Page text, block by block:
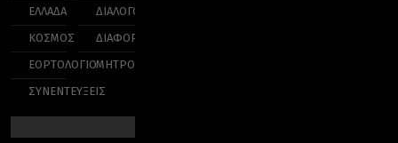
ΕΛΛΑΔΑ
ΚΟΣΜΟΣ
ΕΟΡΤΟΛΟΓΙΟ
ΣΥΝΕΝΤΕΥΞΕΙΣ
ΔΙΑΛΟΓΟΣ
ΔΙΑΦΟΡΑ
ΜΗΤΡΟΠΟΛΕΙΣ